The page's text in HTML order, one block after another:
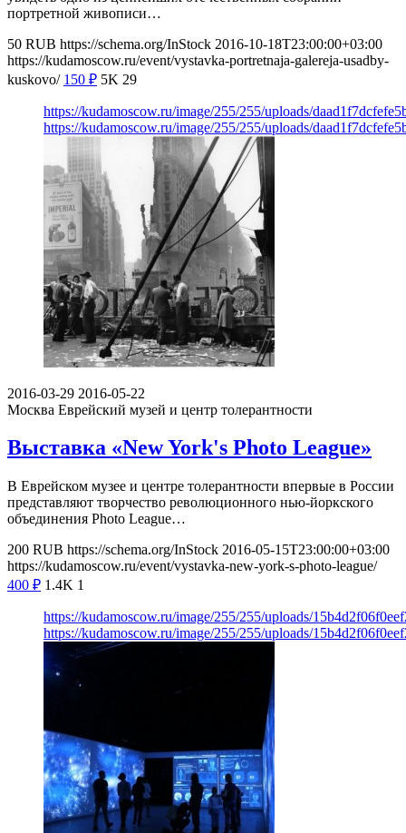
портретной живописи…
50 RUB https://schema.org/InStock 2016-10-18T23:00:00+03:00
https://kudamoscow.ru/event/vystavka-portretnaja-galereja-usadby-
kuskovo/ 150 ₽ 5K 29
https://kudamoscow.ru/image/255/255/uploads/
https://kudamoscow.ru/image/255/255/uploads/
2016-03-29 2016-05-22
Москва Еврейский музей и центр толерантности
Выставка «New York's Photo League»
В Еврейском музее и центре толерантности впервые в России
представляют творчество революционного нью-йоркского
объединения Photo League…
200 RUB https://schema.org/InStock 2016-05-15T23:00:00+03:00
https://kudamoscow.ru/event/vystavka-new-york-s-photo-league/
400 ₽ 1.4K 1
https://kudamoscow.ru/image/255/255/uploads/
https://kudamoscow.ru/image/255/255/uploads/